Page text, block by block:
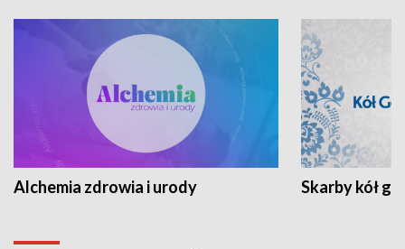
Alchemia zdrowia i urody Skarby kół